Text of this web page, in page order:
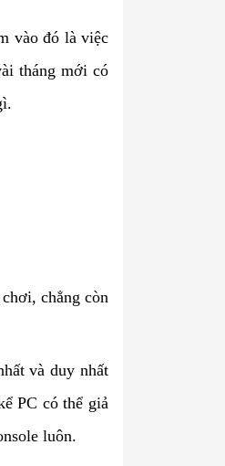
vào đó là việc
tháng mới có
chẳng còn
và duy nhất
PC có thể giả
luôn.